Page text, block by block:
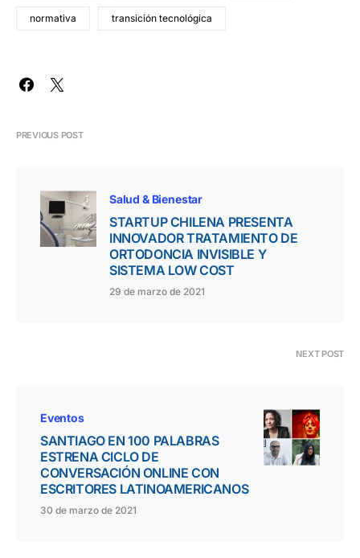
normativa transición tecnológica
PREVIOUS POST
Salud & Bienestar
STARTUP CHILENA PRESENTA
INNOVADOR TRATAMIENTO DE
ORTODONCIA INVISIBLE Y
SISTEMA LOW COST
29 de marzo de 2021
NEXT POST
Eventos
SANTIAGO EN 100 PALABRAS
ESTRENA CICLO DE
CONVERSACIÓN ONLINE CON
ESCRITORES LATINOAMERICANOS
30 de marzo de 2021